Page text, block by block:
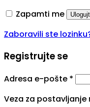
Zapamti me
Zaboravili ste
Registrujte se
Adresa e-pošte *
Veza za